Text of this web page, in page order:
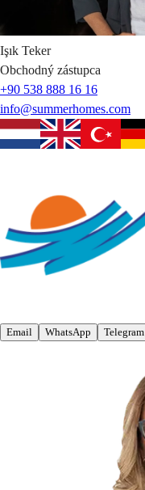
Işık Teker
Obchodný zástupca
+90 538 888 16 16
info@summerhomes.com
Email WhatsApp Telegram